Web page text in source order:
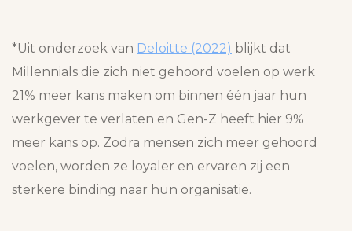
*Uit onderzoek van Deloitte (2022) blijkt dat
Millennials die zich niet gehoord voelen op werk
21% meer kans maken om binnen één jaar hun
werkgever te verlaten en Gen-Z heeft hier 9%
meer kans op. Zodra mensen zich meer gehoord
voelen, worden ze loyaler en ervaren zij een
sterkere binding naar hun organisatie.